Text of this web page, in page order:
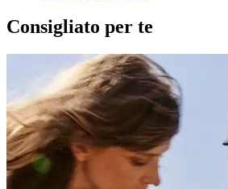
Consigliato per te